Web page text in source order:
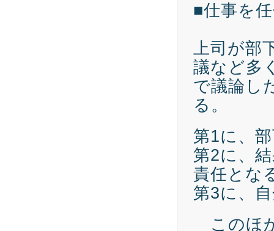
■仕事を
上司が
議など多
で議論し
る。
第1に、
第2に、
責任とな
第3に、
このほ